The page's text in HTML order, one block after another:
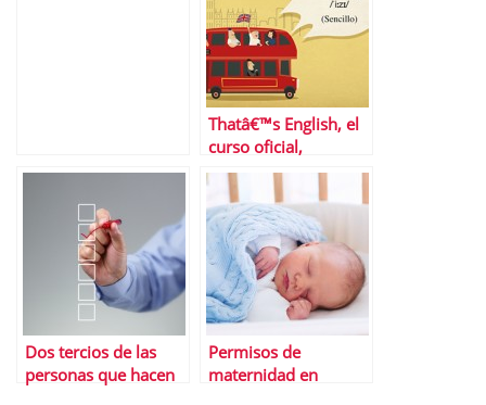
Thatâ€™s English, el
curso oficial,
cÃ³modo y
econÃ³mico para
aprender inglÃ©s
Dos tercios de las
personas que hacen
Permisos de
maternidad en